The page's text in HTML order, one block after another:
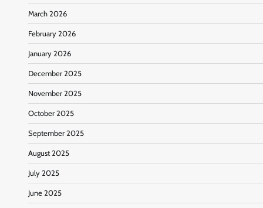
March 2026
February 2026
January 2026
December 2025
November 2025
October 2025
September 2025
August 2025
July 2025
June 2025